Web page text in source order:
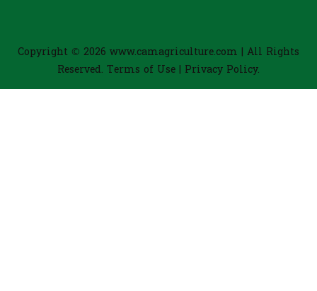
Copyright © 2026 www.camagriculture.com | All Rights
Reserved. Terms of Use | Privacy Policy.